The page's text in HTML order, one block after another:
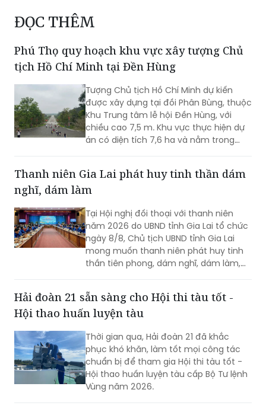
ĐỌC THÊM
Phú Thọ quy hoạch khu vực xây tượng Chủ
tịch Hồ Chí Minh tại Đền Hùng
Tượng Chủ tịch Hồ Chí Minh dự kiến
được xây dựng tại đồi Phân Bùng, thuộc
Khu Trung tâm lễ hội Đền Hùng, với
chiều cao 7,5 m. Khu vực thực hiện dự
án có diện tích 7,6 ha và nằm trong
Thanh niên Gia Lai phát huy tinh thần dám
nghĩ, dám làm
Tại Hội nghị đối thoại với thanh niên
năm 2026 do UBND tỉnh Gia Lai tổ chức
ngày 8/8, Chủ tịch UBND tỉnh Gia Lai
mong muốn thanh niên phát huy tinh
thần tiên phong, dám nghĩ, dám làm,
phát triển của quê hương.
Hải đoàn 21 sẵn sàng cho Hội thi tàu tốt -
Hội thao huấn luyện tàu
Thời gian qua, Hải đoàn 21 đã khắc
phục khó khăn, làm tốt mọi công tác
chuẩn bị để tham gia Hội thi tàu tốt -
Hội thao huấn luyện tàu cấp Bộ Tư lệnh
Vùng năm 2026.